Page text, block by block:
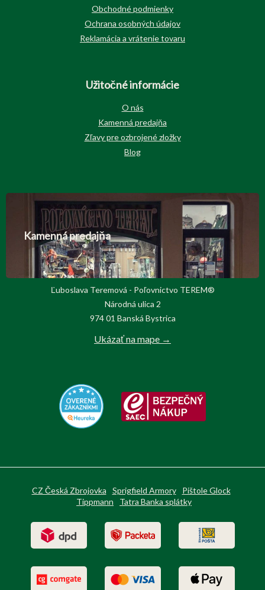
Obchodné podmienky
Ochrana osobných údajov
Reklamácia a vrátenie tovaru
Užitočné informácie
O nás
Kamenná predajňa
Zľavy pre ozbrojené zložky
Blog
Kamenná predajňa
Ľuboslava Teremová - Poľovnictvo TEREM®
Národná ulica 2
974 01 Banská Bystrica
Ukázať na mape →
CZ Česká Zbrojovka Sprigfield Armory
Pištole Glock
Tippmann
Tatra Banka splátky